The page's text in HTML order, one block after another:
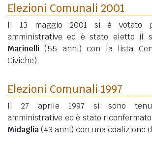
Elezioni Comunali 2001
Il 13 maggio 2001 si è votato
amministrative ed è stato eletto il
Marinelli (55 anni) con la lista
Civiche).
Elezioni Comunali 1997
Il 27 aprile 1997 si sono
amministrative ed è stato
Midaglia(43 anni) con una coalizione